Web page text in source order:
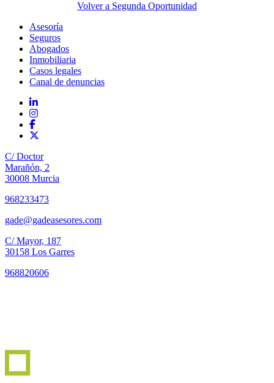
Volver a Segunda Oportunidad
Asesoría
Seguros
Abogados
Inmobiliaria
Casos legales
Canal de denuncias
C/ Doctor
Marañón, 2
30008 Murcia
968233473
gade@gadeasesores.com
C/ Mayor, 187
30158 Los Garres
968820606